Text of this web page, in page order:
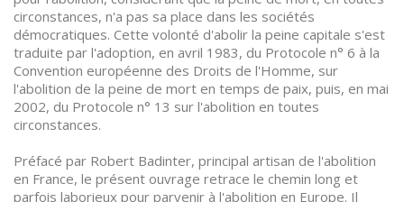
circonstances, n'a pas sa place dans les sociétés
démocratiques. Cette volonté d'abolir la peine capitale s'est
traduite par l'adoption, en avril 1983, du Protocole n° 6 à la
Convention européenne des Droits de l'Homme, sur
l'abolition de la peine de mort en temps de paix, puis, en mai
2002, du Protocole n° 13 sur l'abolition en toutes
circonstances.
Préfacé par Robert Badinter, principal artisan de l'abolition
en France, le présent ouvrage retrace le chemin long et
parfois laborieux pour parvenir à l'abolition en Europe. Il